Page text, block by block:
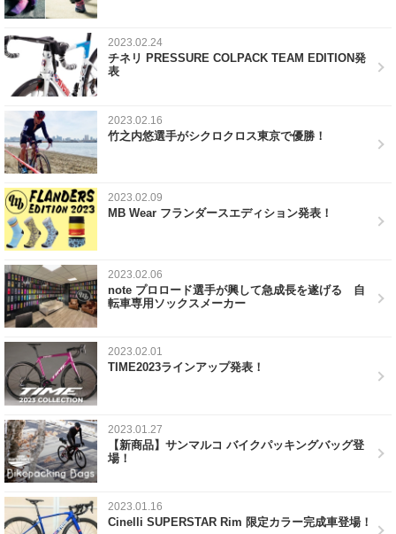
2023.02.24
チネリ PRESSURE COLPACK TEAM EDITION発
表
2023.02.16
竹之内悠選手がシクロクロス東京で優勝！
2023.02.09
MB Wear フランダースエディション発表！
2023.02.06
note プロロード選手が興して急成長を遂げる 自
転車専用ソックスメーカー
2023.02.01
TIME2023ラインアップ発表！
2023.01.27
【新商品】サンマルコ バイクパッキングバッグ登
場！
2023.01.16
Cinelli SUPERSTAR Rim 限定カラー完成車登場！